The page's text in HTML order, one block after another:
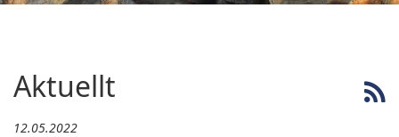
Aktuellt
12.05.2022